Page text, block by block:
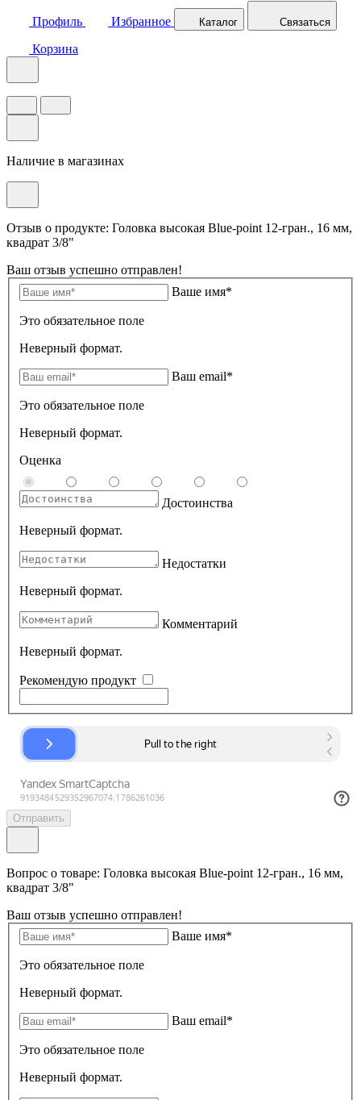
Профиль Избранное Каталог Связаться
Корзина
Наличие в магазинах
Отзыв о продукте: Головка высокая Blue-point 12-гран., 16 мм,
квадрат 3/8"
Ваш отзыв успешно отправлен!
Ваше имя*
Это обязательное поле
Неверный формат.
Ваш email*
Это обязательное поле
Неверный формат.
Оценка
Достоинства
Неверный формат.
Недостатки
Неверный формат.
Комментарий
Неверный формат.
Рекомендую продукт
Отправить
Вопрос о товаре: Головка высокая Blue-point 12-гран., 16 мм,
квадрат 3/8"
Ваш отзыв успешно отправлен!
Ваше имя*
Это обязательное поле
Неверный формат.
Ваш email*
Это обязательное поле
Неверный формат.